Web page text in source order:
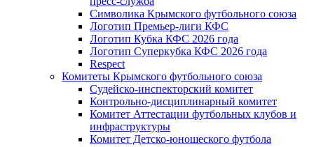
Символика Крымского футбольного союза
Логотип Премьер-лиги КФС
Логотип Кубка КФС 2026 года
Логотип Суперкубка КФС 2026 года
Respect
Комитеты Крымского футбольного союза
Судейско-инспекторский комитет
Контрольно-дисциплинарный комитет
Комитет Аттестации футбольных клубов и
инфраструктуры
Комитет Детско-юношеского футбола